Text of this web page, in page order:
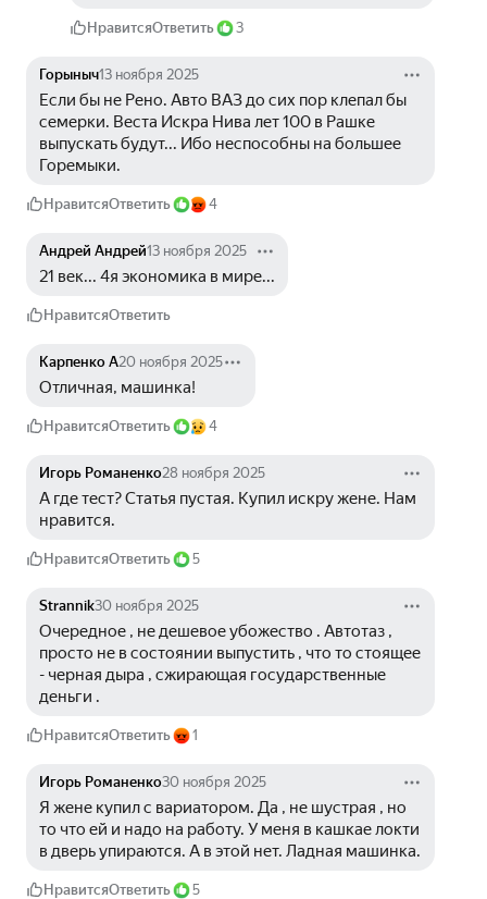
НравитсяОтветить 3
Горыныч13 ноября 2025
Если бы не Рено. Авто ВАЗ до сих пор клепал бы
семерки. Веста Искра Нива лет 100 в Рашке
выпускать будут... Ибо неспособны на большее
Горемыки.
НравитсяОтветить 4
Андрей Андрей13 ноября 2025
21 век... 4я экономика в мире...
НравитсяОтветить
Карпенко А20 ноября 2025
Отличная, машинка!
НравитсяОтветить 4
Игорь Романенко28 ноября 2025
А где тест? Статья пустая. Купил искру жене. Нам
нравится.
НравитсяОтветить 5
Strannik30 ноября 2025
Очередное , не дешевое убожество . Автотаз ,
просто не в состоянии выпустить , что то стоящее
- черная дыра , сжирающая государственные
деньги .
НравитсяОтветить 1
Игорь Романенко30 ноября 2025
Я жене купил с вариатором. Да , не шустрая , но
то что ей и надо на работу. У меня в кашкае локти
в дверь упираются. А в этой нет. Ладная машинка.
НравитсяОтветить 5